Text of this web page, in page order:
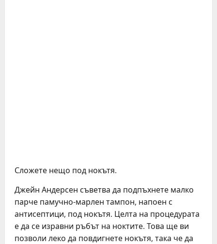
Сложете нещо под нокътя.
Джейн Андерсен съветва да подпъхнете малко
парче памучно-марлен тампон, напоен с
антисептици, под нокътя. Целта на процедурата
е да се изравни ръбът на ноктите. Това ще ви
позволи леко да повдигнете нокътя, така че да